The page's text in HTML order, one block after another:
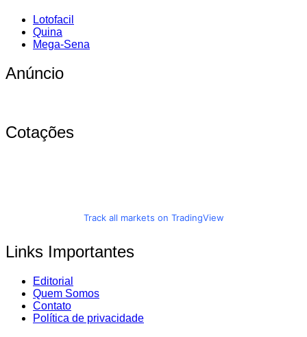
Lotofacil
Quina
Mega-Sena
Anúncio
Cotações
Track all markets on TradingView
Links Importantes
Editorial
Quem Somos
Contato
Política de privacidade